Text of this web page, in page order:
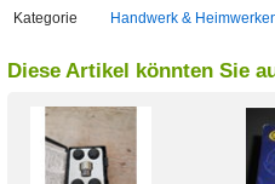
Kategorie Handwerk &
Diese Artikel könnten Sie